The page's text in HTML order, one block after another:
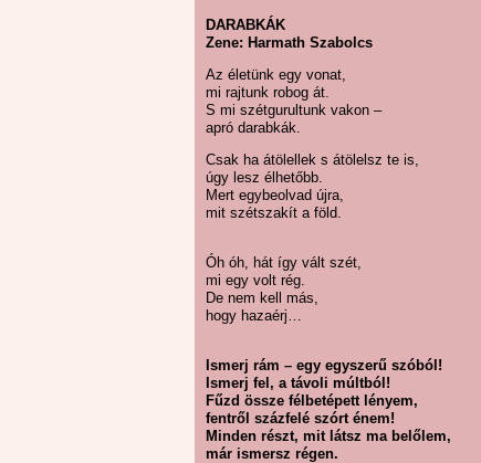
DARABKÁK
Zene: Harmath Szabolcs
Az életünk egy vonat,
mi rajtunk robog át.
S mi szétgurultunk vakon –
apró darabkák.
Csak ha átölellek s átölelsz te is,
úgy lesz élhetőbb.
Mert egybeolvad újra,
mit szétszakít a föld.
Óh óh, hát így vált szét,
mi egy volt rég.
De nem kell más,
hogy hazaérj…
Ismerj rám – egy egyszerű szóból!
Ismerj fel, a távoli múltból!
Fűzd össze félbetépett lényem,
fentről százfelé szórt énem!
Minden részt, mit látsz ma belőlem,
már ismersz régen.